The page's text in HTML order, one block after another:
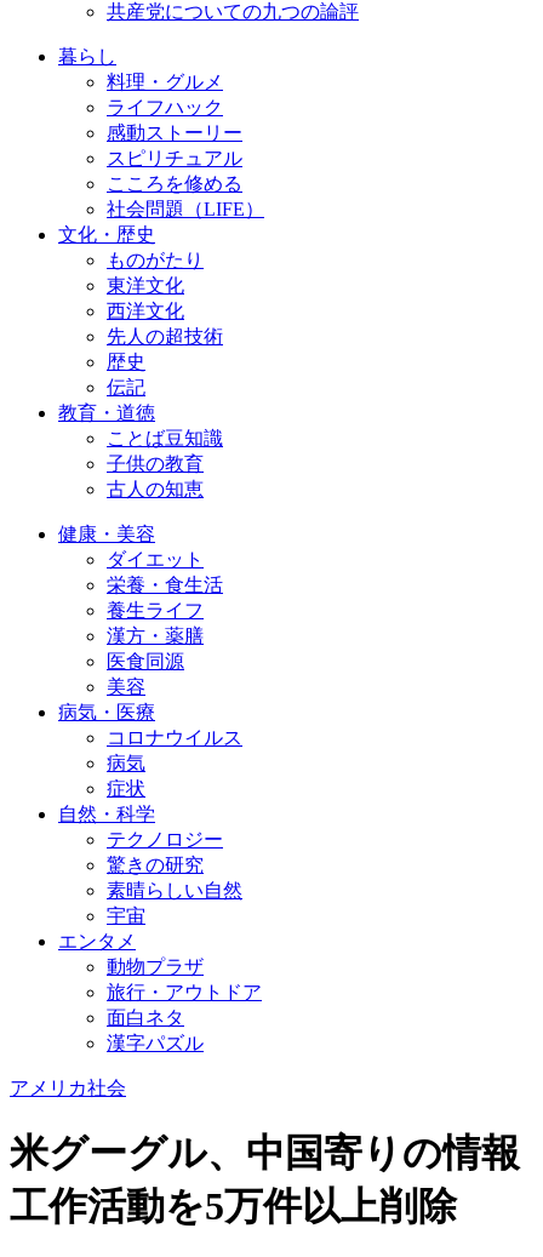
共産党についての九つの論評
暮らし
料理・グルメ
ライフハック
感動ストーリー
スピリチュアル
こころを修める
社会問題（LIFE）
文化・歴史
ものがたり
東洋文化
西洋文化
先人の超技術
歴史
伝記
教育・道徳
ことば豆知識
子供の教育
古人の知恵
健康・美容
ダイエット
栄養・食生活
養生ライフ
漢方・薬膳
医食同源
美容
病気・医療
コロナウイルス
病気
症状
自然・科学
テクノロジー
驚きの研究
素晴らしい自然
宇宙
エンタメ
動物プラザ
旅行・アウトドア
面白ネタ
漢字パズル
アメリカ社会
米グーグル、中国寄りの情報
工作活動を5万件以上削除